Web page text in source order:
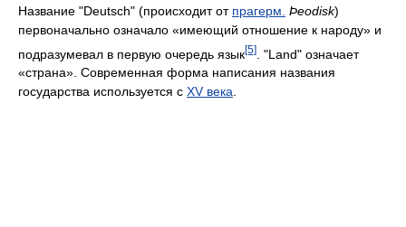
Название "Deutsch" (происходит от прагерм. Þeodisk)
первоначально означало «имеющий отношение к народу» и
подразумевал в первую очередь язык[5]
. "Land" означает
«страна». Современная форма написания названия
государства используется с XV века.